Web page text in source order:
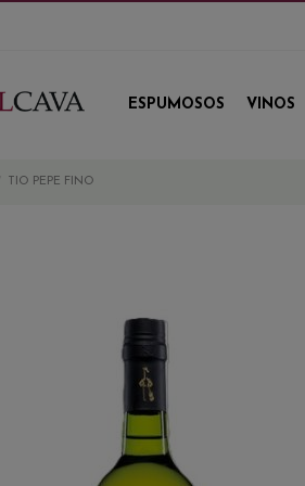
ESPUMOSOS VINOS
TIO PEPE FINO